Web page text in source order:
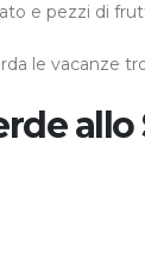
e pezzi di
le vacanze